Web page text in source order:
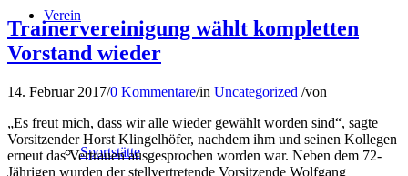
Verein
Sportstätte
Trainervereinigung wählt kompletten
Vorstand wieder
14. Februar 2017/0 Kommentare/in Uncategorized /von
„Es freut mich, dass wir alle wieder gewählt worden sind“, sagte
Vorsitzender Horst Klingelhöfer, nachdem ihm und seinen Kollegen
erneut das Vertrauen ausgesprochen worden war. Neben dem 72-
Jährigen wurden der stellvertretende Vorsitzende Wolfgang